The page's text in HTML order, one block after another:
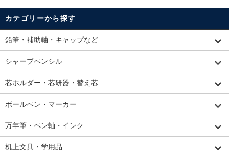
カテゴリーから探す
鉛筆・補助軸・キャップなど
シャープペンシル
芯ホルダー・芯研器・替え芯
ボールペン・マーカー
万年筆・ペン軸・インク
机上文具・学用品